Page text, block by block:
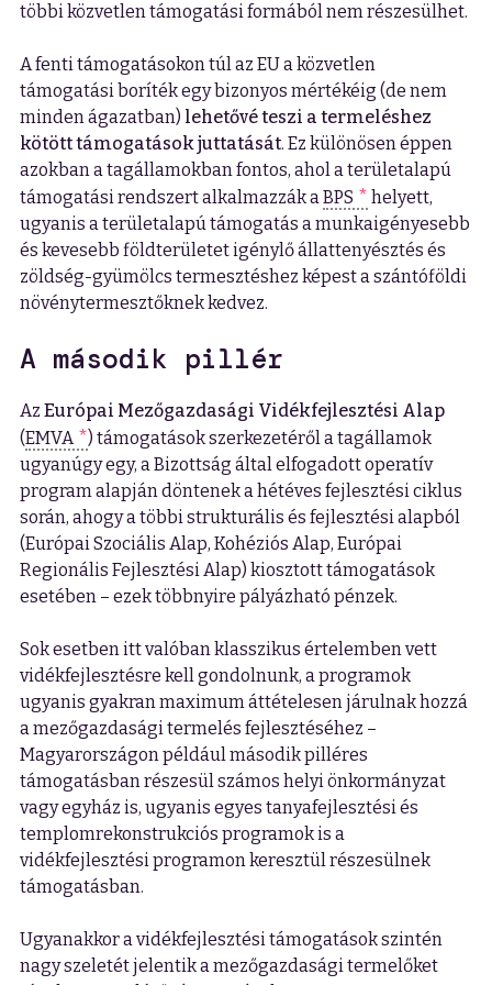
többi közvetlen támogatási formából nem részesülhet.
A fenti támogatásokon túl az EU a közvetlen
támogatási boríték egy bizonyos mértékéig (de nem
minden ágazatban) lehetővé teszi a termeléshez
kötött támogatások juttatását. Ez különösen éppen
azokban a tagállamokban fontos, ahol a területalapú
támogatási rendszert alkalmazzák aBPS
helyett,
ugyanis a területalapú támogatás a munkaigényesebb
és kevesebb földterületet igénylő állattenyésztés és
zöldség-gyümölcs termesztéshez képest a szántóföldi
növénytermesztőknek kedvez.
A második pillér
Az Európai Mezőgazdasági Vidékfejlesztési Alap
(EMVA
) támogatások szerkezetéről a tagállamok
ugyanúgy egy, a Bizottság által elfogadott operatív
program alapján döntenek a hétéves fejlesztési ciklus
során, ahogy a többi strukturális és fejlesztési alapból
(Európai Szociális Alap, Kohéziós Alap, Európai
Regionális Fejlesztési Alap) kiosztott támogatások
esetében – ezek többnyire pályázható pénzek.
Sok esetben itt valóban klasszikus értelemben vett
vidékfejlesztésre kell gondolnunk, a programok
ugyanis gyakran maximum áttételesen járulnak hozzá
a mezőgazdasági termelés fejlesztéséhez –
Magyarországon például második pilléres
támogatásban részesül számos helyi önkormányzat
vagy egyház is, ugyanis egyes tanyafejlesztési és
templomrekonstrukciós programok is a
vidékfejlesztési programon keresztül részesülnek
támogatásban.
Ugyanakkor a vidékfejlesztési támogatások szintén
nagy szeletét jelentik a mezőgazdasági termelőket